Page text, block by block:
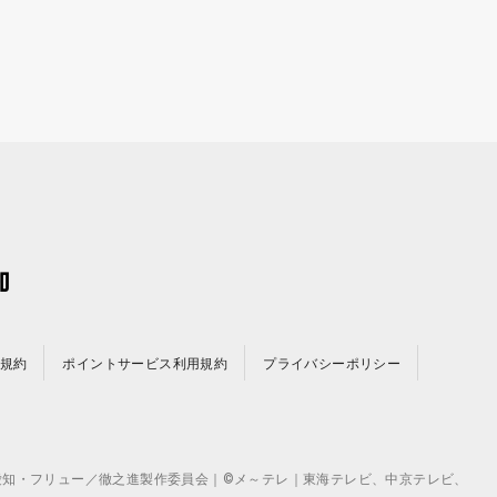
約 ポイントサービス利用規約 プライバシーポリシー
フリュー／徹之進製作委員会｜©メ～テレ｜東海テレビ、中京テレビ、